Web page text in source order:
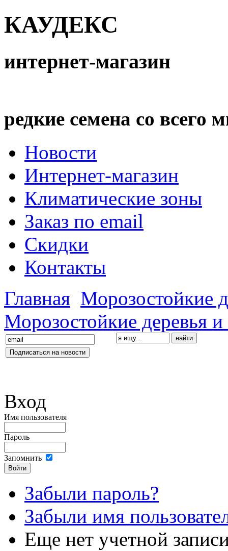
КАУДЕКС
интернет-магазин
редкие семена со всего
Новости
Интернет-магазин
Климатические зоны
Заказ по email
Скидки
Контакты
Главная Морозостойкие
Морозостойкие деревья
Вход
Имя пользователя
Пароль
Запомнить
Забыли пароль?
Забыли имя
Еще нет учетной